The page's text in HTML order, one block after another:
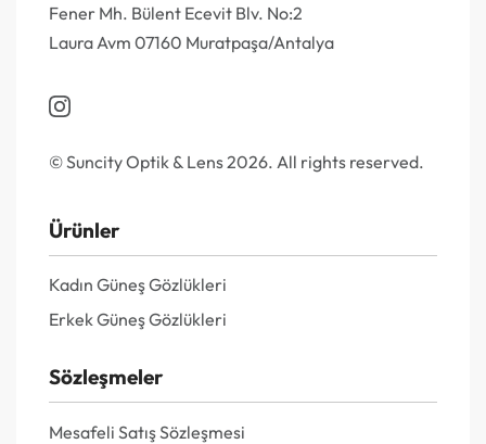
Fener Mh. Bülent Ecevit Blv. No:2
Laura Avm 07160 Muratpaşa/Antalya
© Suncity Optik & Lens 2026. All rights reserved.
Ürünler
Kadın Güneş Gözlükleri
Erkek Güneş Gözlükleri
Sözleşmeler
Mesafeli Satış Sözleşmesi